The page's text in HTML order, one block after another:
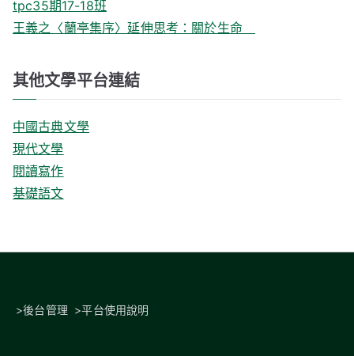
tpc35期17-18班
王義之〈蘭亭集序〉延伸思考：關於生命
其他文學平台連結
中國古典文學
現代文學
閱讀寫作
基礎語文
>後台管理 >平台使用說明